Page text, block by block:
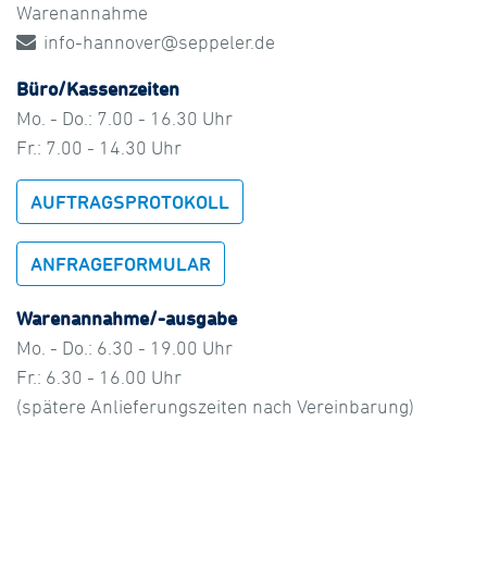
Warenannahme
info-hannover@seppeler.de
Büro/Kassenzeiten
Mo. - Do.: 7.00 - 16.30 Uhr
Fr.: 7.00 - 14.30 Uhr
AUFTRAGSPROTOKOLL
ANFRAGEFORMULAR
Warenannahme/-ausgabe
Mo. - Do.: 6.30 - 19.00 Uhr
Fr.: 6.30 - 16.00 Uhr
(spätere Anlieferungszeiten nach Vereinbarung)